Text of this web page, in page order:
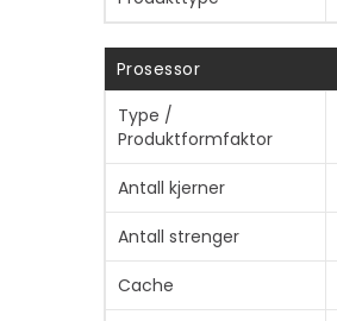
Prosessor
Type /
Produktformfaktor
Antall kjerner
Antall strenger
Cache